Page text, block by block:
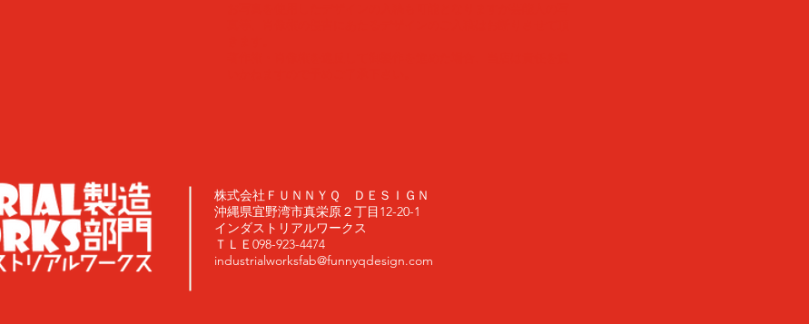
株式会社ＦＵＮＮＹＱ ＤＥＳＩＧＮ
沖縄県宜野湾市真栄原２丁目12-20-1
インダストリアルワークス
ＴＬＥ098-923-4474
industrialworksfab@funnyqdesign.com